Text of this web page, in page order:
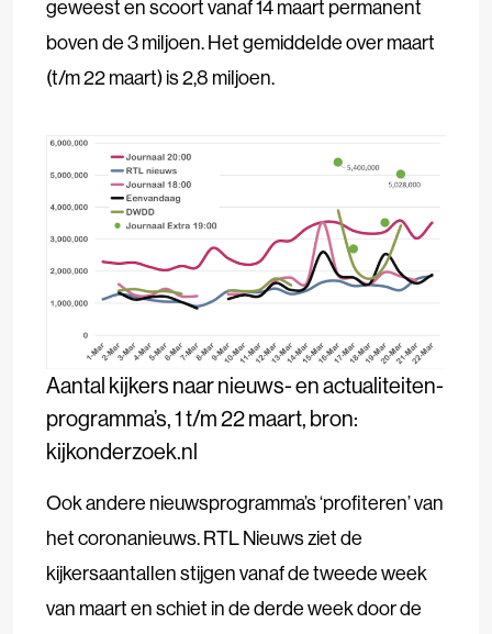
geweest en scoort vanaf 14 maart permanent
boven de 3 miljoen. Het gemiddelde over maart
(t/m 22 maart) is 2,8 miljoen.
Aantal kijkers naar nieuws- en actualiteiten-
programma’s, 1 t/m 22 maart, bron:
kijkonderzoek.nl
Ook andere nieuwsprogramma’s ‘profiteren’ van
het coronanieuws. RTL Nieuws ziet de
kijkersaantallen stijgen vanaf de tweede week
van maart en schiet in de derde week door de